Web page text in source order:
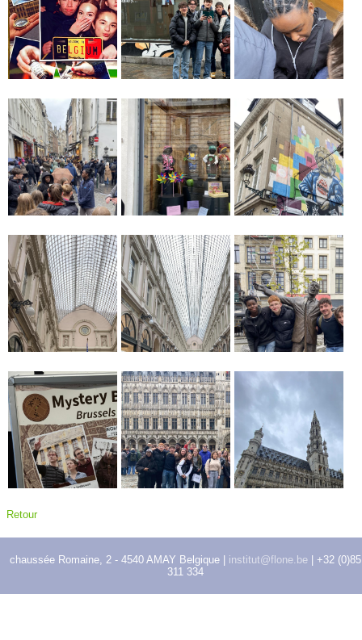
Retour
chaussée Romaine, 2 - 4540 AMAY Belgique | institut@flone.be| +32 (0)85
311 334